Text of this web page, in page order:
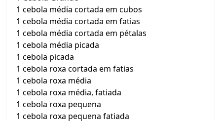
1 cebola média cortada em cubos
1 cebola média cortada em fatias
1 cebola média cortada em pétalas
1 cebola média picada
1 cebola picada
1 cebola roxa cortada em fatias
1 cebola roxa média
1 cebola roxa média, fatiada
1 cebola roxa pequena
1 cebola roxa pequena fatiada